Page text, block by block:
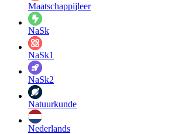
Maatschappijleer
NaSk
NaSk1
NaSk2
Natuurkunde
Nederlands